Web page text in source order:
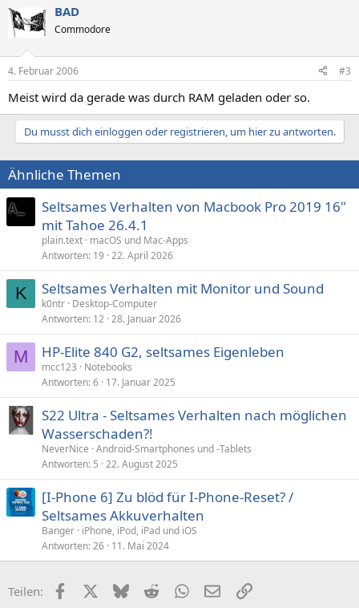
BAD
Commodore
4. Februar 2006 #3
Meist wird da gerade was durch RAM geladen oder so.
Du musst dich einloggen oder registrieren, um hier zu antworten.
Ähnliche Themen
Seltsames Verhalten von Macbook Pro 2019 16"
mit Tahoe 26.4.1
plain.text macOS und Mac-Apps
Antworten 19 22. April 2026
K Seltsames Verhalten mit Monitor und Sound
k0ntr Desktop-Computer
Antworten 12 28. Januar 2026
M HP-Elite 840 G2, seltsames Eigenleben
mcc123
Notebooks
Antworten 6 17. Januar 2025
S22 Ultra - Seltsames Verhalten nach möglichen
Wasserschaden?!
NeverNice Android-Smartphones und -Tablets
Antworten 5 22. August 2025
[I-Phone 6] Zu blöd für I-Phone-Reset? /
Seltsames Akkuverhalten
Banger iPhone, iPod, iPad und iOS
Antworten 26 11. Mai 2024
Teilen: FacebookX (Twitter)
BlueskyRedditWhatsApp
E-MailLink